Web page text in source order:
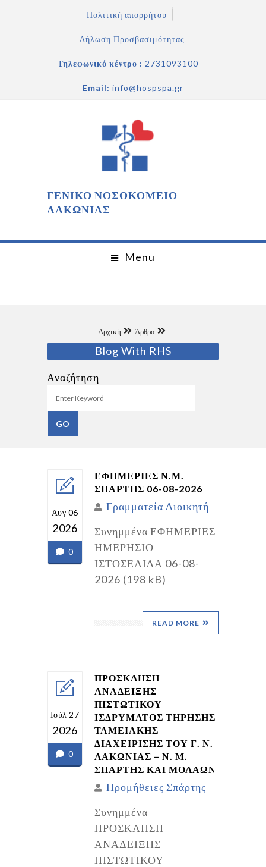
Πολιτική απορρήτου
Δήλωση Προσβασιμότητας
Τηλεφωνικό κέντρο : 2731093100
Email: info@hospspa.gr
ΓΕΝΙΚΟ ΝΟΣΟΚΟΜΕΙΟ
ΛΑΚΩΝΙΑΣ
Menu
Αρχική Άρθρα
Blog With RHS
Αναζήτηση
Αυγ 06
2026
0
ΕΦΗΜΕΡΙΕΣ Ν.Μ.
ΣΠΑΡΤΗΣ 06-08-2026
Γραμματεία Διοικητή
Συνημμένα ΕΦΗΜΕΡΙΕΣ
ΗΜΕΡΗΣΙΟ
ΙΣΤΟΣΕΛΙΔΑ 06-08-
2026 (198 kB)
READ MORE
Ιούλ 27
2026
0
ΠΡΟΣΚΛΗΣΗ
ΑΝΑΔΕΙΞΗΣ
ΠΙΣΤΩΤΙΚΟΥ
ΙΣΔΡΥΜΑΤΟΣ ΤΗΡΗΣΗΣ
ΤΑΜΕΙΑΚΗΣ
ΔΙΑΧΕΙΡΙΣΗΣ ΤΟΥ Γ. Ν.
ΛΑΚΩΝΙΑΣ – Ν. Μ.
ΣΠΑΡΤΗΣ ΚΑΙ ΜΟΛΑΩΝ
Προμήθειες Σπάρτης
Συνημμένα
ΠΡΟΣΚΛΗΣΗ
ΑΝΑΔΕΙΞΗΣ
ΠΙΣΤΩΤΙΚΟΥ